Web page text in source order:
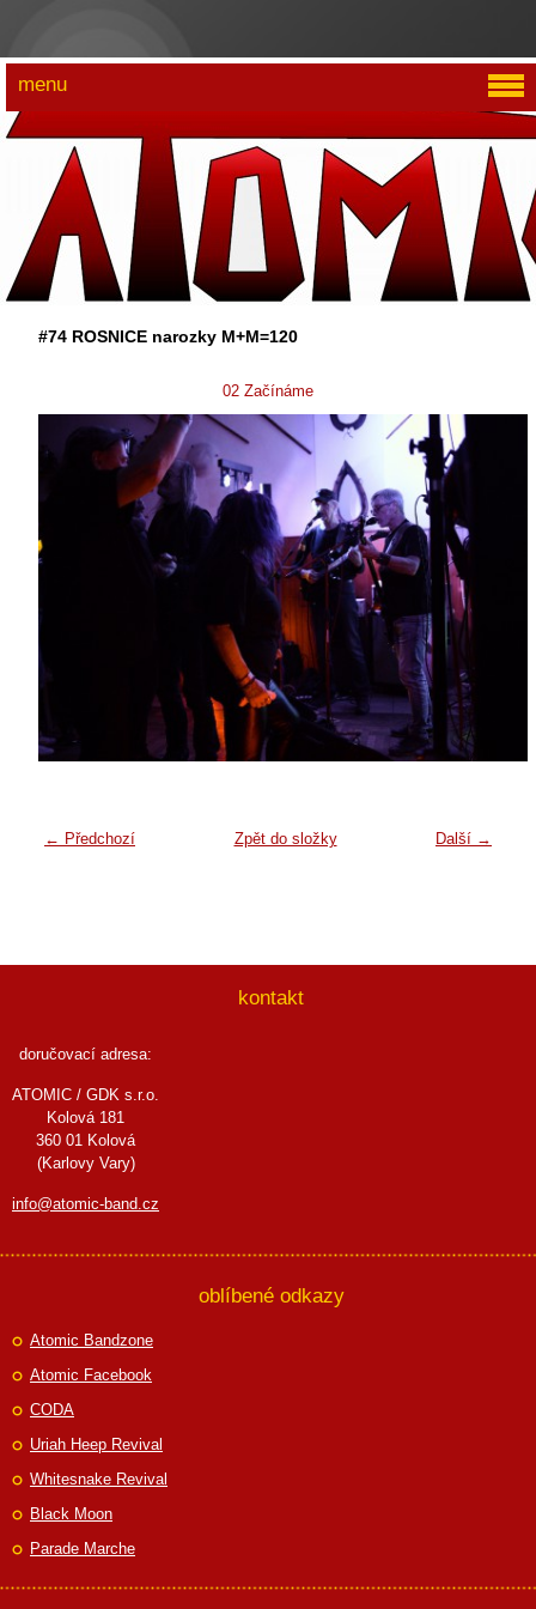
#74 ROSNICE narozky M+M=120
02 Začínáme
← Předchozí Další →
Zpět do složky
menu
kontakt
doručovací adresa:
ATOMIC / GDK s.r.o.
Kolová 181
360 01 Kolová
(Karlovy Vary)
info@atomic-band.cz
oblíbené odkazy
Atomic Bandzone
Atomic Facebook
CODA
Uriah Heep Revival
Whitesnake Revival
Black Moon
Parade Marche